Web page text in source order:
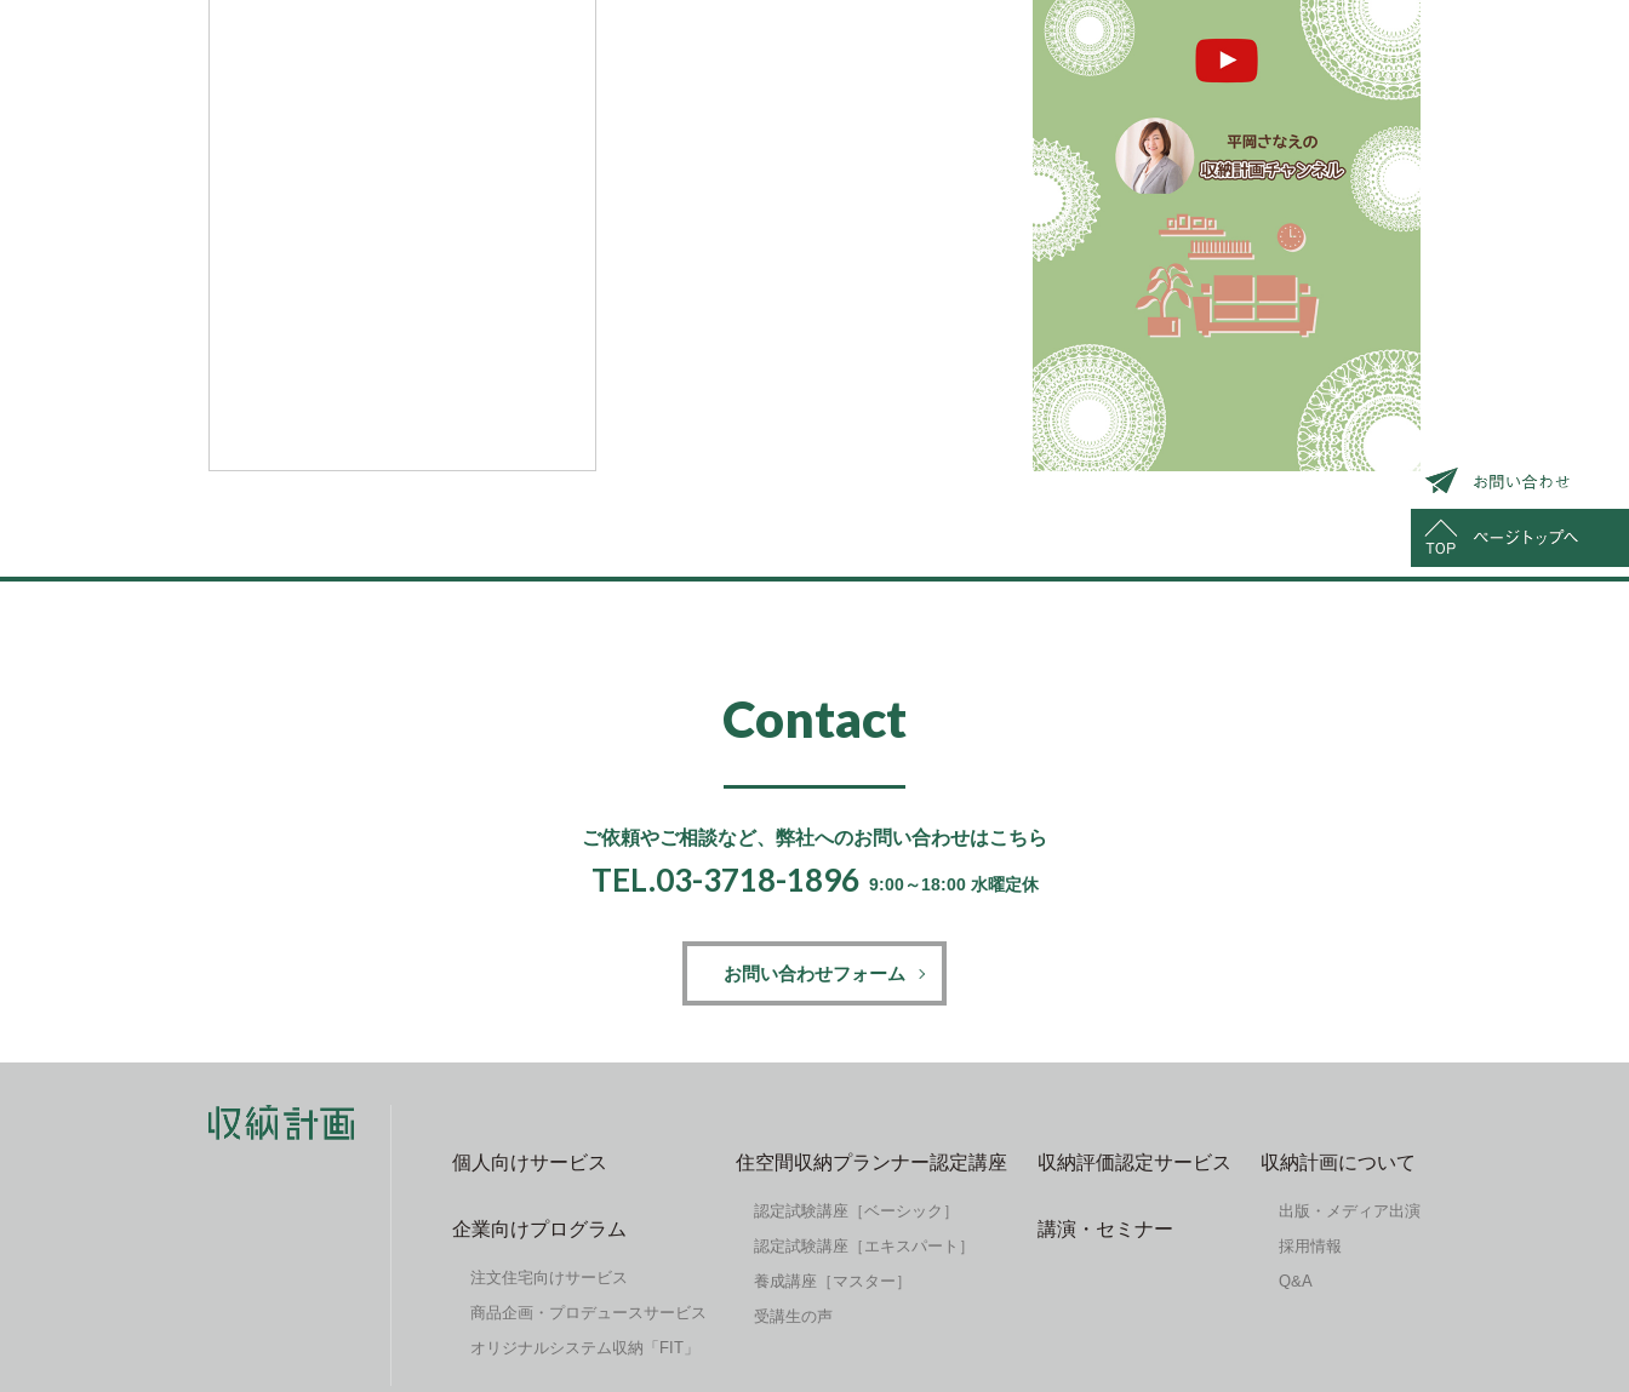
Contact
ご依頼やご相談など、 弊社へのお問い合わせはこちら
TEL.03-3718-1896 9:00～18:00 水曜定休
お問い合わせフォーム
個人向けサービス
企業向けプログラム
注文住宅向けサービス
商品企画・プロデュースサービス
オリジナルシステム収納「FIT」
住空間収納プランナー認定講座
認定試験講座［ベーシック］
認定試験講座［エキスパート］
養成講座［マスター］
受講生の声
収納評価認定サービス
講演・セミナー
収納計画について
出版・メディア出演
採用情報
Q&A